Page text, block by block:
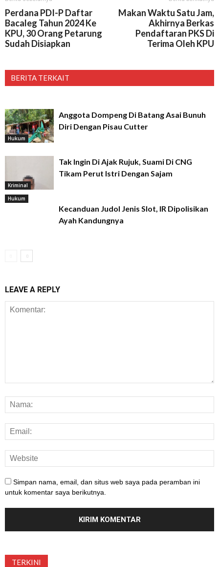
Perdana PDI-P Daftar
Bacaleg Tahun 2024 Ke
KPU, 30 Orang Petarung
Sudah Disiapkan
Makan Waktu Satu Jam,
Akhirnya Berkas
Pendaftaran PKS Di
Terima Oleh KPU
BERITA TERKAIT
Hukum
Anggota Dompeng Di Batang Asai Bunuh
Diri Dengan Pisau Cutter
Kriminal
Tak Ingin Di Ajak Rujuk, Suami Di CNG
Tikam Perut Istri Dengan Sajam
Hukum
Kecanduan Judol Jenis Slot, IR Dipolisikan
Ayah Kandungnya
LEAVE A REPLY
Simpan nama, email, dan situs web saya pada peramban ini
untuk komentar saya berikutnya.
TERKINI